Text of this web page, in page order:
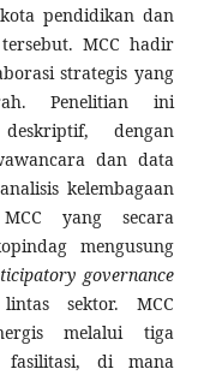
pendidikan dan
MCC hadir
strategis yang
Penelitian ini
dengan
dan data
kelembagaan
yang secara
mengusung
governance
sektor. MCC
melalui tiga
fasilitasi, di mana